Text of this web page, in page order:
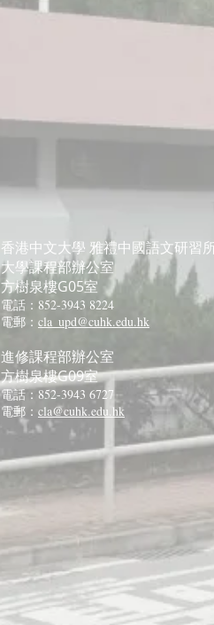
香港中文大學 雅禮中國語文研習
大學課程部辦公室
方樹泉樓G05室
電話：852-3943 8224
電郵： cla_upd@cuhk.edu.hk
進修課程部辦公室
方樹泉樓G09室
電話：852-3943 6727
電郵： cla@cuhk.edu.hk